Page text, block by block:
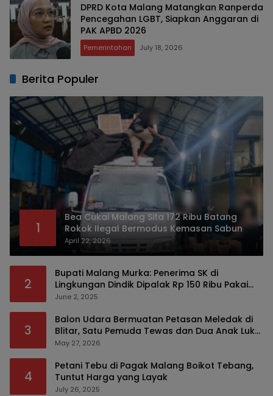
DPRD Kota Malang Matangkan Ranperda
Pencegahan LGBT, Siapkan Anggaran di
PAK APBD 2026 ‎
Pemerintahan July 18, 2026
Berita Populer
1
Bea Cukai Malang Sita 172 Ribu Batang
Rokok Ilegal Bermodus Kemasan Sabun
April 22, 2026
2
Bupati Malang Murka: Penerima SK di
Lingkungan Dindik Dipalak Rp 150 Ribu Pakai
Modus Tumpengan, KPK Turut Pantau
June 2, 2025
3
Balon Udara Bermuatan Petasan Meledak di
Blitar, Satu Pemuda Tewas dan Dua Anak Luka
Serius
May 27, 2026
4
Petani Tebu di Pagak Malang Boikot Tebang,
Tuntut Harga yang Layak
July 26, 2025